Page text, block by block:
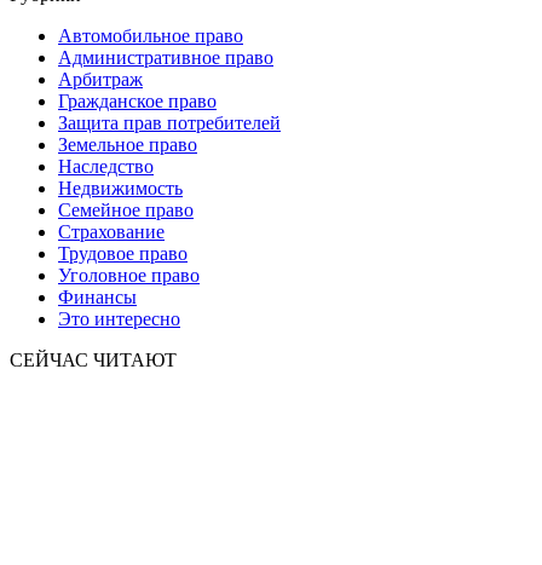
Автомобильное право
Административное право
Арбитраж
Гражданское право
Защита прав потребителей
Земельное право
Наследство
Недвижимость
Семейное право
Страхование
Трудовое право
Уголовное право
Финансы
Это интересно
СЕЙЧАС ЧИТАЮТ